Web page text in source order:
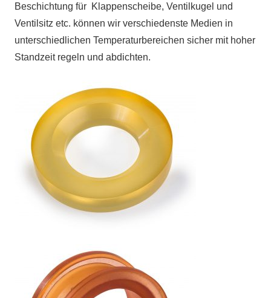
Beschichtung für Klappenscheibe, Ventilkugel und
Ventilsitz etc. können wir verschiedenste Medien in
unterschiedlichen Temperaturbereichen sicher mit hoher
Standzeit regeln und abdichten.